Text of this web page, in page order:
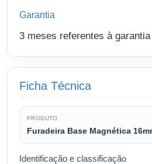
Garantia
3 meses referentes à
Ficha Técnica
PRODUTO
Furadeira Base Magnética
Identificação e classificação